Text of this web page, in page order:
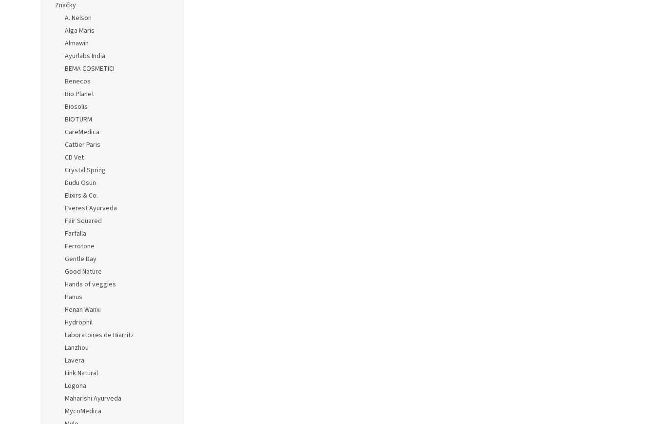
Značky
A. Nelson
Alga Maris
Almawin
Ayurlabs India
BEMA COSMETICI
Benecos
Bio Planet
Biosolis
BIOTURM
CareMedica
Cattier Paris
CD Vet
Crystal Spring
Dudu Osun
Elixirs & Co.
Everest Ayurveda
Fair Squared
Farfalla
Ferrotone
Gentle Day
Good Nature
Hands of veggies
Hanus
Henan Wanxi
Hydrophil
Laboratoires de Biarritz
Lanzhou
Lavera
Link Natural
Logona
Maharishi Ayurveda
MycoMedica